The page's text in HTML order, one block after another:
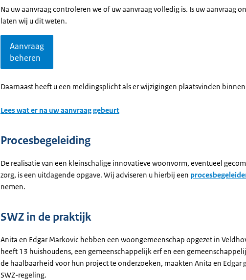
Na uw aanvraag controleren we of uw aanvraag volledig is. Is uw aanvraag
laten wij u dit weten.
Aanvraag
beheren
Daarnaast heeft u een meldingsplicht als er wijzigingen plaatsvinden
Lees wat er na uw aanvraag gebeurt
Procesbegeleiding
De realisatie van een kleinschalige innovatieve woonvorm, eventueel
zorg, is een uitdagende opgave. Wij adviseren u hierbij een
nemen.
SWZ in de praktijk
Anita en Edgar Markovic hebben een woongemeenschap opgezet in
heeft 13 huishoudens, een gemeenschappelijk erf en een
de haalbaarheid voor hun project te onderzoeken, maakten Anita en Edgar
SWZ-regeling.